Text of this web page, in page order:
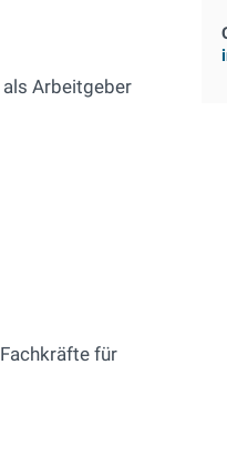
als Arbeitgeber
für